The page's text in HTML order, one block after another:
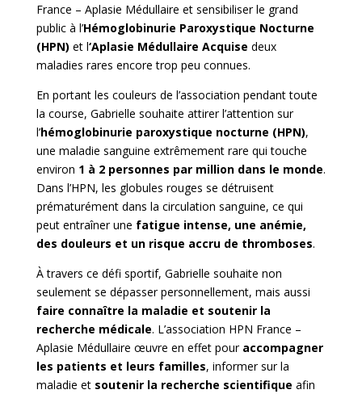
France – Aplasie Médullaire et sensibiliser le grand
public à l’Hémoglobinurie Paroxystique Nocturne
(HPN) et l‘Aplasie Médullaire Acquise deux
maladies rares encore trop peu connues.
En portant les couleurs de l’association pendant toute
la course, Gabrielle souhaite attirer l’attention sur
l’hémoglobinurie paroxystique nocturne (HPN),
une maladie sanguine extrêmement rare qui touche
environ 1 à 2 personnes par million dans le monde.
Dans l’HPN, les globules rouges se détruisent
prématurément dans la circulation sanguine, ce qui
peut entraîner une fatigue intense, une anémie,
des douleurs et un risque accru de thromboses.
À travers ce défi sportif, Gabrielle souhaite non
seulement se dépasser personnellement, mais aussi
faire connaître la maladie et soutenir la
recherche médicale. L’association HPN France –
Aplasie Médullaire œuvre en effet pour accompagner
les patients et leurs familles, informer sur la
maladie et soutenir la recherche scientifique afin